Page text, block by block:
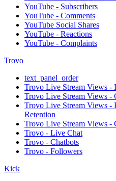
YouTube - Subscribers
YouTube - Comments
YouTube Social Shares
YouTube - Reactions
YouTube - Complaints
Trovo
text_panel_order
Trovo Live Stream Views -
Trovo Live Stream Views -
Trovo Live Stream Views
Retention
Trovo Live Stream Views -
Trovo - Live Chat
Trovo - Chatbots
Trovo - Followers
Kick